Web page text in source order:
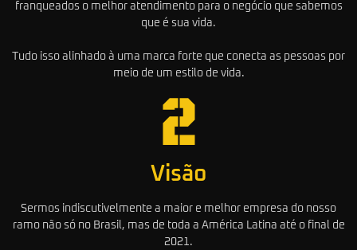
franqueados o melhor atendimento para o negócio que sabemos
que é sua vida.
Tudo isso alinhado à uma marca forte que conecta as pessoas por
meio de um estilo de vida.
Visão
Sermos indiscutivelmente a maior e melhor empresa do nosso
ramo não só no Brasil, mas de toda a América Latina até o final de
2021.